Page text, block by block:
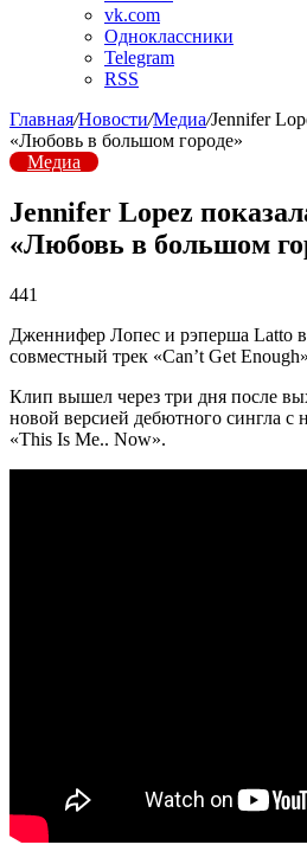
vk.com
Одноклассники
Telegram
RSS
Главная/Новости/Медиа/Jennifer
«Любовь в большом городе»
Медиа
Jennifer Lopez
«Любовь в большом
441
Дженнифер Лопес и рэперша Latto
совместный трек «Can’t Get
Клип вышел через три дня после
новой версией дебютного сингла
«This Is Me.. Now».